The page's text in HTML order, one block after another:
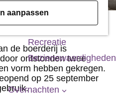
aanpassenMonumenten
Musea
Recreatie
Bezienswaardigheden
Overnachten
Leens
de boerderij is
ontstonden twee
vorm hebben gekregen.
op 25 september